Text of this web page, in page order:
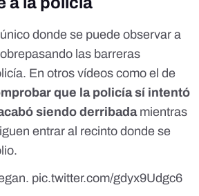
donde se puede observar a
las barreras
En otros vídeos como el de
que la policía sí intentó
siendo derribadamientras
entrar al recinto donde se
pic.twitter.com/gdyx9Udgc6